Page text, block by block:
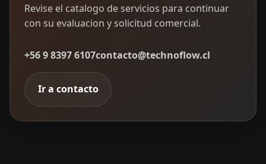
Revise el catalogo de servicios para continuar
con su evaluacion y solicitud comercial.
+56 9 8397 6107contacto@technoflow.cl
Ir a contacto